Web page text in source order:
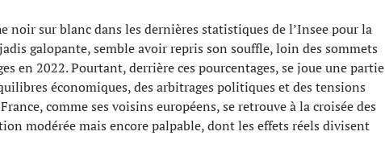
noir sur blanc dans les dernières statistiques de l’Insee pour la
galopante, semble avoir repris son souffle, loin des sommets
en 2022. Pourtant, derrière ces pourcentages, se joue une partie
économiques, des arbitrages politiques et des tensions
comme ses voisins européens, se retrouve à la croisée des
modérée mais encore palpable, dont les effets réels divisent